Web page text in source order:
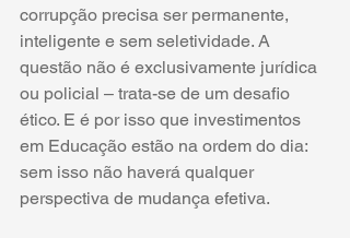
corrupção precisa ser permanente,
inteligente e sem seletividade. A
questão não é exclusivamente jurídica
ou policial – trata-se de um desafio
ético. E é por isso que investimentos
em Educação estão na ordem do dia:
sem isso não haverá qualquer
perspectiva de mudança efetiva.